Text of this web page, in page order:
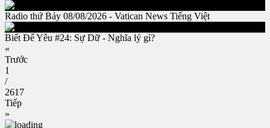
Radio thứ Bảy 08/08/2026 - Vatican News Tiếng Việt
Biết Để Yêu #24: Sự Dữ - Nghĩa lý gì?
«
Trước
1
/
2617
Tiếp
»